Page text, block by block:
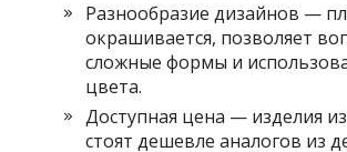
Разнообразие дизайнов —
окрашивается, позволяет
сложные формы и
цвета.
Доступная цена — изделия
стоят дешевле аналогов из